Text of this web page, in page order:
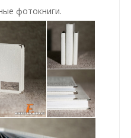
фотокниги.